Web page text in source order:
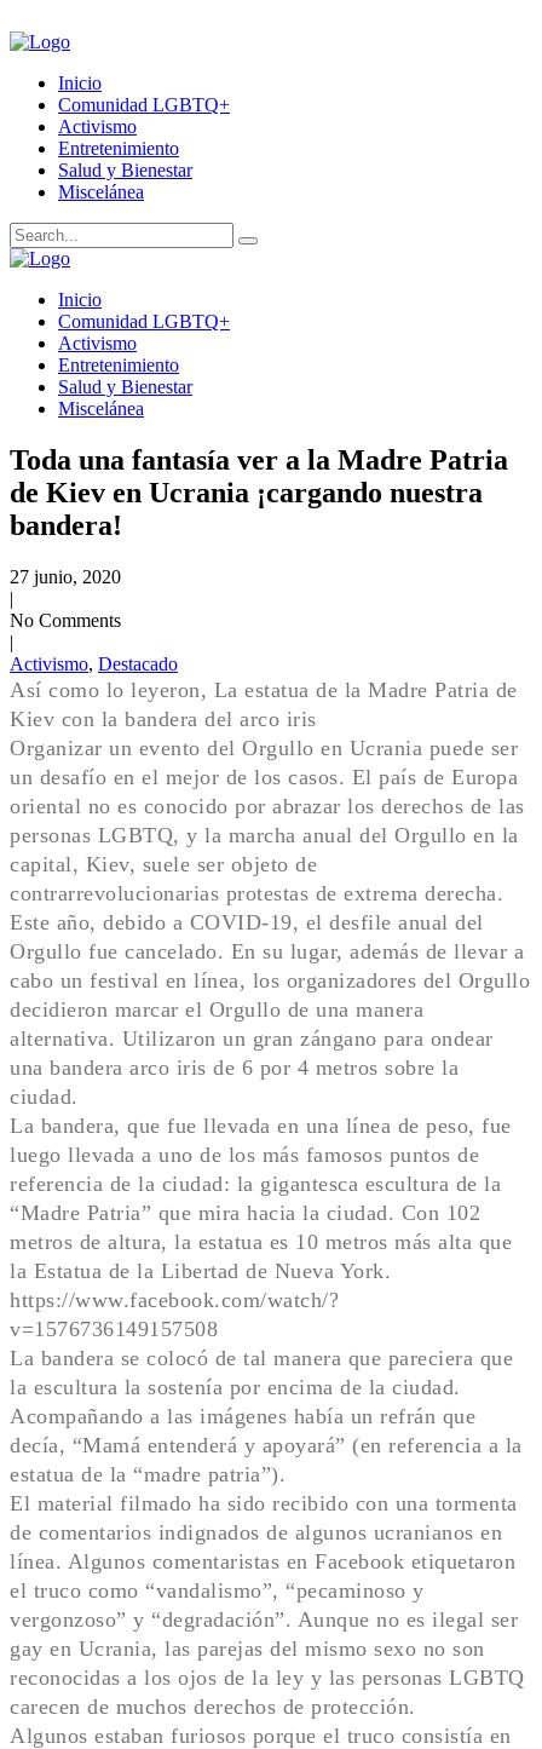
Inicio
Comunidad LGBTQ+
Activismo
Entretenimiento
Salud y Bienestar
Miscelánea
Inicio
Comunidad LGBTQ+
Activismo
Entretenimiento
Salud y Bienestar
Miscelánea
Toda una fantasía ver a la Madre Patria
de Kiev en Ucrania ¡cargando nuestra
bandera!
27 junio, 2020
|
No Comments
|
Activismo, Destacado
Así como lo leyeron, La estatua de la Madre Patria de
Kiev con la bandera del arco iris
Organizar un evento del Orgullo en Ucrania puede ser
un desafío en el mejor de los casos. El país de Europa
oriental no es conocido por abrazar los derechos de las
personas LGBTQ, y la marcha anual del Orgullo en la
capital, Kiev, suele ser objeto de
contrarrevolucionarias protestas de extrema derecha.
Este año, debido a COVID-19, el desfile anual del
Orgullo fue cancelado. En su lugar, además de llevar a
cabo un festival en línea, los organizadores del Orgullo
decidieron marcar el Orgullo de una manera
alternativa. Utilizaron un gran zángano para ondear
una bandera arco iris de 6 por 4 metros sobre la
ciudad.
La bandera, que fue llevada en una línea de peso, fue
luego llevada a uno de los más famosos puntos de
referencia de la ciudad: la gigantesca escultura de la
“Madre Patria” que mira hacia la ciudad. Con 102
metros de altura, la estatua es 10 metros más alta que
la Estatua de la Libertad de Nueva York.
https://www.facebook.com/watch/?
v=1576736149157508
La bandera se colocó de tal manera que pareciera que
la escultura la sostenía por encima de la ciudad.
Acompañando a las imágenes había un refrán que
decía, “Mamá entenderá y apoyará” (en referencia a la
estatua de la “madre patria”).
El material filmado ha sido recibido con una tormenta
de comentarios indignados de algunos ucranianos en
línea. Algunos comentaristas en Facebook etiquetaron
el truco como “vandalismo”, “pecaminoso y
vergonzoso” y “degradación”. Aunque no es ilegal ser
gay en Ucrania, las parejas del mismo sexo no son
reconocidas a los ojos de la ley y las personas LGBTQ
carecen de muchos derechos de protección.
Algunos estaban furiosos porque el truco consistía en